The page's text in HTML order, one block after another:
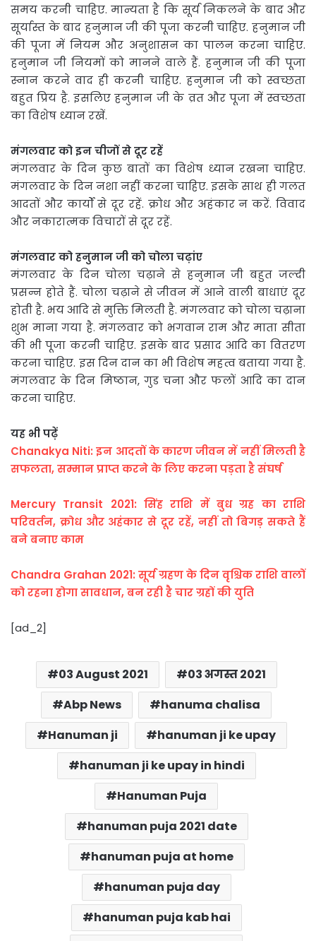
समय करनी चाहिए. मान्यता है कि सूर्य निकलने के बाद और
सूर्यास्त के बाद हनुमान जी की पूजा करनी चाहिए. हनुमान जी
की पूजा में नियम और अनुशासन का पालन करना चाहिए.
हनुमान जी नियमों को मानने वाले हैं. हनुमान जी की पूजा
स्नान करने वाद ही करनी चाहिए. हनुमान जी को स्वच्छता
बहुत प्रिय है. इसलिए हनुमान जी के व्रत और पूजा में स्वच्छता
का विशेष ध्यान रखें.
मंगलवार को इन चीजों से दूर रहें
मंगलवार के दिन कुछ बातों का विशेष ध्यान रखना चाहिए.
मंगलवार के दिन नशा नहीं करना चाहिए. इसके साथ ही गलत
आदतों और कार्यों से दूर रहें. क्रोध और अहंकार न करें. विवाद
और नकारात्मक विचारों से दूर रहें.
मंगलवार को हनुमान जी को चोला चढ़ांए
मंगलवार के दिन चोला चढ़ाने से हनुमान जी बहुत जल्दी
प्रसन्न होते हैं. चोला चढ़ाने से जीवन में आने वाली बाधाएं दूर
होती है. भय आदि से मुक्ति मिलती है. मंगलवार को चोला चढ़ाना
शुभ माना गया है. मंगलवार को भगवान राम और माता सीता
की भी पूजा करनी चाहिए. इसके बाद प्रसाद आदि का वितरण
करना चाहिए. इस दिन दान का भी विशेष महत्व बताया गया है.
मंगलवार के दिन मिष्ठान, गुड चना और फलों आदि का दान
करना चाहिए.
यह भी पढ़ें
Chanakya Niti: इन आदतों के कारण जीवन में नहीं मिलती है
सफलता, सम्मान प्राप्त करने के लिए करना पड़ता है संघर्ष
Mercury Transit 2021: सिंह राशि में बुध ग्रह का राशि
परिवर्तन, क्रोध और अहंकार से दूर रहें, नहीं तो बिगड़ सकते हैं
बने बनाए काम
Chandra Grahan 2021: सूर्य ग्रहण के दिन वृश्चिक राशि वालों
को रहना होगा सावधान, बन रही है चार ग्रहों की युति
[ad_2]
03 August 2021
03 अगस्त 2021
Abp News
hanuma chalisa
Hanuman ji
hanuman ji ke upay
hanuman ji ke upay in hindi
Hanuman Puja
hanuman puja 2021 date
hanuman puja at home
hanuman puja day
hanuman puja kab hai